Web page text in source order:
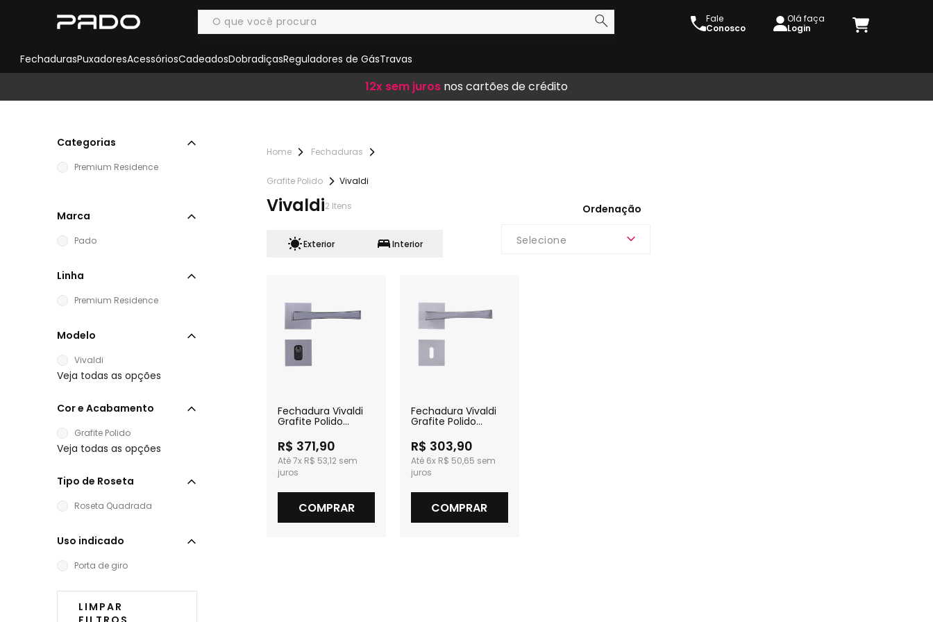
Fale
Conosco
Olá faça
Login
FechadurasPuxadoresAcessóriosCadeadosDobradiçasReguladores de GásTravas
Frete Grátisem compras acima de R$ 300,00
12x sem juros nos cartões de crédito
10% de descontono boleto
Categorias
Premium Residence
Marca
Pado
Linha
Premium Residence
Modelo
Vivaldi
Veja todas as opções
Cor e Acabamento
Grafite Polido
Veja todas as opções
Tipo de Roseta
Roseta Quadrada
Uso indicado
Porta de giro
LIMPAR
Fechaduras
Grafite Polido Vivaldi
Vivaldi2 Itens
Exterior Interior
Ordenação
Selecione
Fechadura Vivaldi
Grafite Polido
R$ 371,90
7x R$ 53,12
COMPRAR
Fechadura Vivaldi
Grafite Polido
R$ 303,90
6x R$ 50,65
COMPRAR